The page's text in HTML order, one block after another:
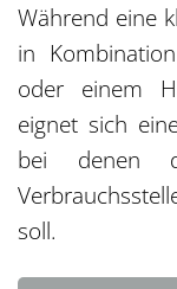
Während eine
in
oder einem
eignet sich
bei denen
soll.